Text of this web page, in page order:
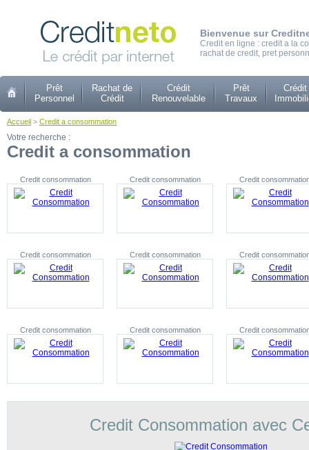
Bienvenue sur
Credit en ligne : credit a la
rachat de credit, pret
Prêt
Personnel
Rachat de
Crédit
Crédit
Renouvelable
Prêt
Travaux
Crédit
Accueil > Credit a consommation
Votre recherche :
Credit a consommation
Credit consommation Credit consommation Credit
Credit consommation Credit consommation Credit
Credit consommation Credit consommation Credit
Credit Consommation avec